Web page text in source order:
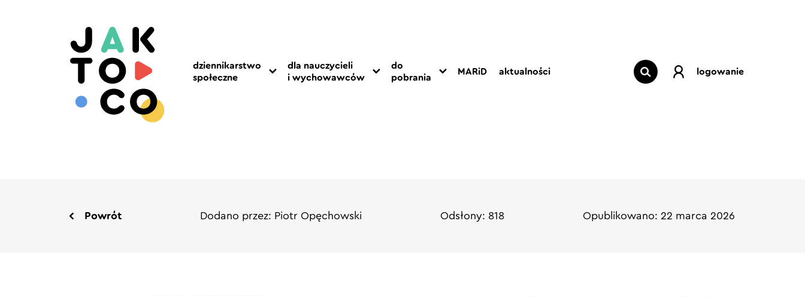
dziennikarstwo
społeczne
dla nauczycieli
i wychowawców
do
pobrania
MARiD aktualności logowanie
Powrót Dodano przez: Piotr Opęchowski Odsłony: 818 Opublikowano: 22 marca 2026